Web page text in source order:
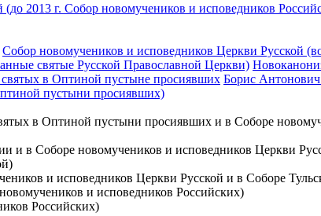
2013 г. Собор новомучеников и исповедников
Собор новомучеников и исповедников Церкви Русской
святые Русской Православной Церкви)
святых в Оптиной пустыне просиявших Борис
пустыни просиявших)
в Оптиной пустыни просиявших и в Соборе
и в Соборе новомучеников и исповедников Церкви
и исповедников Церкви Русской и в Соборе
и исповедников Российских)
Российских)